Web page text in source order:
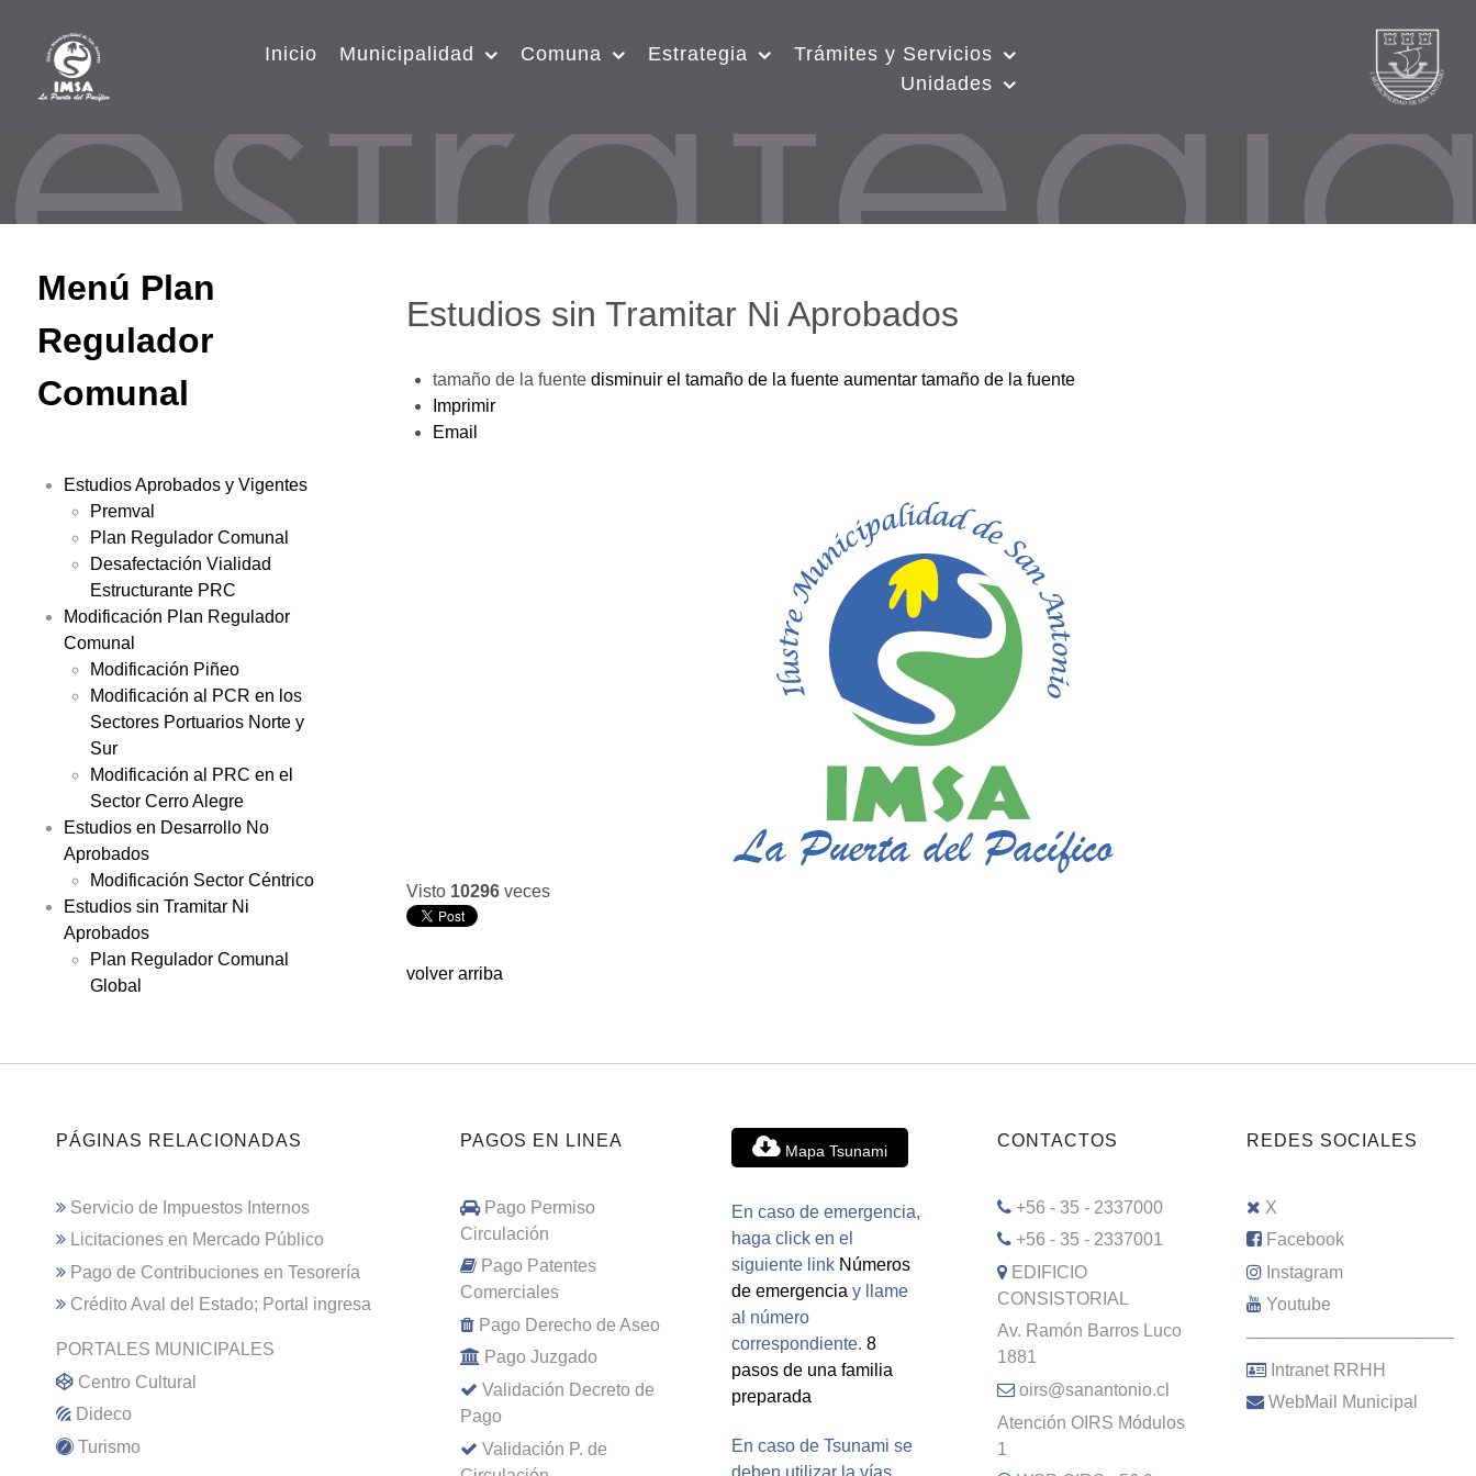
Inicio Municipalidad Comuna Estrategia
Trámites y Servicios
Unidades
Menú Plan
Regulador
Comunal
Estudios Aprobados y Vigentes
Premval
Plan Regulador Comunal
Desafectación Vialidad
Estructurante PRC
Modificación Plan Regulador
Comunal
Modificación Piñeo
Modificación al PCR en los
Sectores Portuarios Norte y
Sur
Modificación al PRC en el
Sector Cerro Alegre
Estudios en Desarrollo No
Aprobados
Modificación Sector Céntrico
Estudios sin Tramitar Ni
Aprobados
Plan Regulador Comunal
Global
Estudios sin Tramitar Ni Aprobados
tamaño de la fuente disminuir el tamaño de la fuente aumentar tamaño de la fuente
Imprimir
Email
Visto 10296 veces
volver arriba
PÁGINAS RELACIONADAS
Servicio de Impuestos Internos
Licitaciones en Mercado Público
Pago de Contribuciones en Tesorería
Crédito Aval del Estado; Portal ingresa
PORTALES MUNICIPALES
Centro Cultural
Dideco
Turismo
PAGOS EN LINEA
Pago Permiso
Circulación
Pago Patentes
Comerciales
Pago Derecho de Aseo
Pago Juzgado
Validación Decreto de
Pago
Validación P. de
Mapa Tsunami
En caso de emergencia,
haga click en el
siguiente link Números
de emergencia y llame
al número
correspondiente. 8
pasos de una familia
preparada
En caso de Tsunami se
deben utilizar la vías
CONTACTOS
+56 - 35 - 2337000
+56 - 35 - 2337001
EDIFICIO
CONSISTORIAL
Av. Ramón Barros Luco
1881
oirs@sanantonio.cl
Atención OIRS Módulos
1
REDES SOCIALES
X
Facebook
Instagram
Youtube
–––––––––––––––––––––
Intranet RRHH
WebMail Municipal